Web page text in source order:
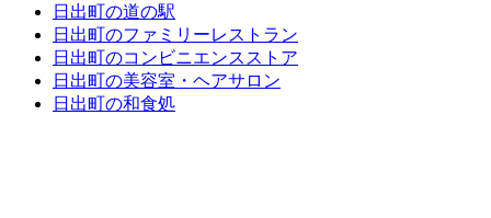
日出町の道の駅
日出町のファミリーレストラン
日出町のコンビニエンスストア
日出町の美容室・ヘアサロン
日出町の和食処